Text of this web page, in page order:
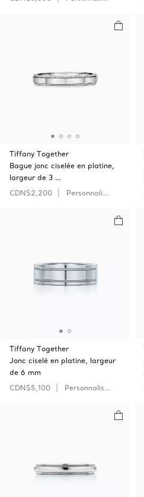
Tiffany Together
Bague jonc ciselée en platine,
largeur de 3 …
CDN$2,200
Personnaliser
Tiffany Together
Jonc ciselé en platine, largeur
de 6 mm
CDN$5,100
Personnaliser